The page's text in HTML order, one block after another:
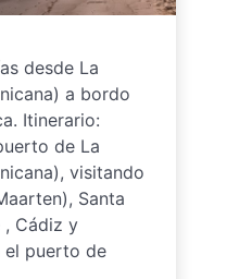
desde La
a bordo
Itinerario:
de La
visitando
Santa
, Cádiz y
el puerto de